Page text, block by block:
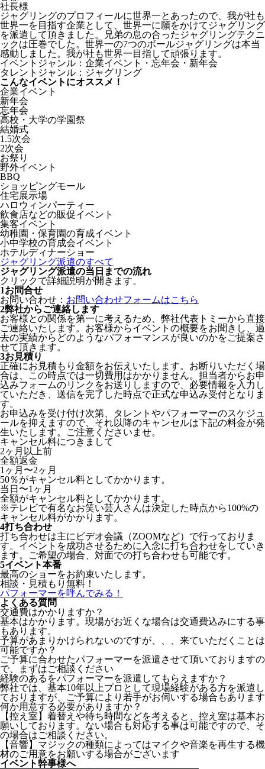
社長様
ジャグリングのプロフィールに世界一とあったので、我が社も
世界一を目指す企業として、世界一に願をかけてジャグリング
を派遣して頂きました。兄弟の息の合ったジャグリングテクニ
ックは圧巻でした。世界一の7つのボールジャグリングは本当
感動しました。我が社も世界一目指して頑張ります。
イベントジャンル：企業イベント・忘年会・新年会
タレントジャンル：ジャグリング
こんなイベントにオススメ！
企業イベント
新年会
忘年会
高校・大学の学園祭
結婚式
1.5次会
2次会
お祭り
野外イベント
BBQ
ショッピングモール
住宅展示場
ハロウィンパーティー
飲食店などの販促イベント
集客イベント
幼稚園・保育園の育成イベント
小中学校の育成会イベント
ホテルディナーショー
ジャグリング派遣のすべて
ジャグリング派遣の当日までの流れ
クリックで詳細説明が開きます。
1お問合せ
お問い合わせ： お問い合わせフォームはこちら
2弊社からご連絡します
お客様との関係を第一に考えるため、弊社代表トミーから直接
ご連絡いたします。お客様からイベントの概要をお聞きし、過
去の実績からどのようなパフォーマンスが良いのかをご提案さ
せて頂きます。
3お見積り
正確にお見積もり金額をお伝えいたします。お断りいただく場
合は、この時点では一切費用はかかりません。担当者からお申
込みフォームのリンクをお送りしますので、必要情報を入力し
ていただき、送信を完了した時点で正式な申込み受付となりま
す。
お申込みを受け付け次第、タレントやパフォーマーのスケジュ
ールを抑えますので、それ以降のキャンセルは下記の料金が発
生いたします。ご注意くださいませ。
キャンセル料につきまして
2ヶ月以上前
全額返金
1ヶ月〜2ヶ月
50％がキャンセル料としてかかります。
当日〜1ヶ月
全額がキャンセル料としてかかります。
※テレビで有名なお笑い芸人さんは決定した時点から100%の
キャンセル料がかかります。
4打ち合わせ
打ち合わせは主にビデオ会議（ZOOMなど）で行っておりま
す。イベントを成功させるために入念に打ち合わせをしていき
ます。ご希望の場合、対面での打ち合わせも可能です。
5イベント本番
最高のショーをお約束いたします。
相談・見積もり無料！
パフォーマーを呼んでみる！
よくある質問
交通費はかかりますか？
基本はかかります。現場がお近くな場合は交通費込みにする事
もあります。
予算があまりかけられないのですが、、、来ていただくことは
可能ですか？
ご予算に合わせたパフォーマーを派遣させて頂いておりますの
で、まずはご相談ください
経験のあるをパフォーマーを派遣してもらえますか？
弊社では、基本10年以上プロとして現場経験がある方を派遣し
ておりますが、ご予算により若手がお伺いする場合もあります
何か用意する必要がありますか？
【控え室】着替えや待ち時間などを考えると、控え室は基本お
願いしております。ない場合も対応する事は可能ですので、そ
の場合はご相談ください。
【音響】マジックの種類によってはマイクや音楽を再生する機
材のご用意をお願いする場合がございます
イベント幹事様へ